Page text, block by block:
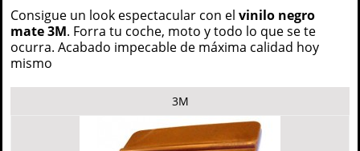
Consigue un look espectacular con el vinilo negro
mate 3M. Forra tu coche, moto y todo lo que se te
ocurra. Acabado impecable de máxima calidad hoy
mismo
3M